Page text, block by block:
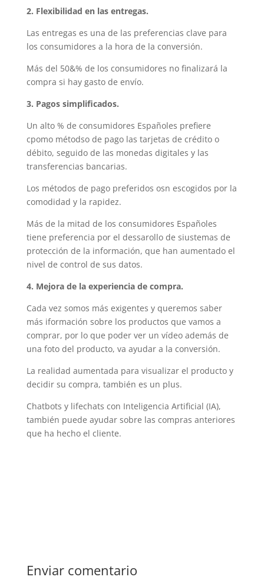
2. Flexibilidad en las entregas.
Las entregas es una de las preferencias clave para
los consumidores a la hora de la conversión.
Más del 50&% de los consumidores no finalizará la
compra si hay gasto de envío.
3. Pagos simplificados.
Un alto % de consumidores Españoles prefiere
cpomo métodso de pago las tarjetas de crédito o
débito, seguido de las monedas digitales y las
transferencias bancarias.
Los métodos de pago preferidos osn escogidos por la
comodidad y la rapidez.
Más de la mitad de los consumidores Españoles
tiene preferencia por el dessarollo de siustemas de
protección de la información, que han aumentado el
nivel de control de sus datos.
4. Mejora de la experiencia de compra.
Cada vez somos más exigentes y queremos saber
más iformación sobre los productos que vamos a
comprar, por lo que poder ver un vídeo además de
una foto del producto, va ayudar a la conversión.
La realidad aumentada para visualizar el producto y
decidir su compra, también es un plus.
Chatbots y lifechats con Inteligencia Artificial (IA),
también puede ayudar sobre las compras anteriores
que ha hecho el cliente.
Enviar comentario